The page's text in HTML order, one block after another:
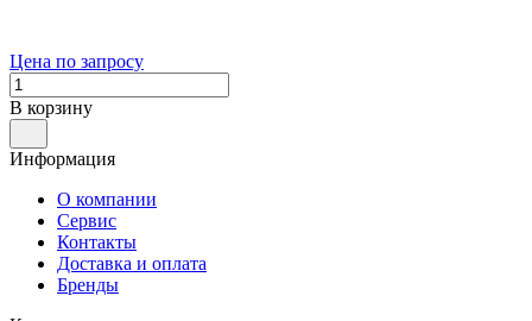
Цена по запросу
В корзину
Информация
О компании
Сервис
Контакты
Доставка и оплата
Бренды